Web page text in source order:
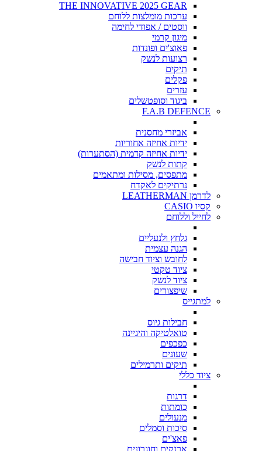
THE INNOVATIVE 2025 GEAR
ערכות מומלצות ללוחם
ווסטים / אפודי לחימה
מיגון קרמי
פאוצ'ים ופונדות
רצועות לנשק
תיקים
פקלים
עזרים
ביגוד וסופטשלים
F.A.B DEFENCE
אביזרי מחסנית
ידיות אחיזה אחוריות
ידיות אחיזה קדמית (הסתערות)
קתות לנשק
מתפסים, מסילות ומתאמים
נרתיקים לאקדח
לדרמן LEATHERMAN
קסיו CASIO
לחייל וללוחם
גלחץ ולנעליים
הגנה עצמית
לחובש וציוד חבישה
ציוד טקטי
ציוד לנשק
שיפצורים
למתגייס
חבילות גיוס
טואלטיקה והיגיינה
כפכפים
שעונים
תיקים ותרמילים
ציוד כללי
דרגות
כומתות
מנעולים
סיכות וסמלים
פאצ'ים
ארנקים וחוגרונים